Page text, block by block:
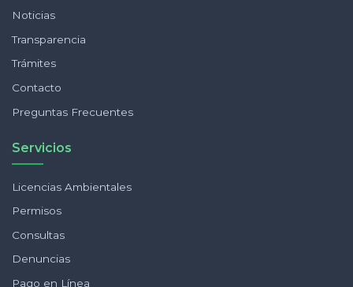
Noticias
Transparencia
Trámites
Contacto
Preguntas Frecuentes
Servicios
Licencias Ambientales
Permisos
Consultas
Denuncias
Pago en Línea